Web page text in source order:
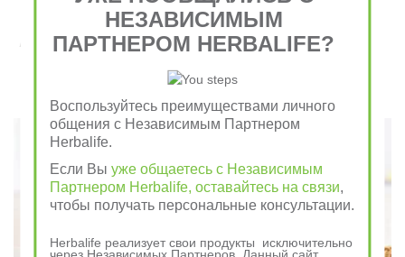
Завтрак съешь сам, обед раздели с другом, ужин
Говорили в древности
НЕЗАВИСИМЫМ
ПАРТНЕРОМ HERBALIFE?
Воспользуйтесь преимуществами личного
общения с Независимым Партнером
Herbalife.
Если Выуже общаетесь с Независимым
Партнером Herbalife, оставайтесь на связи,
чтобы получать персональные консультации.
Herbalife реализует свои продукты исключительно
через Независимых Партнеров. Данный сайт